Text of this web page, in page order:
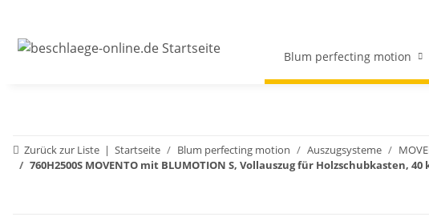
Blum perfecting motion
Zurück zur Liste Startseite Blum perfecting motion Auszugsysteme
760H2500S MOVENTO mit BLUMOTION S, Vollauszug für Holzschubkasten,